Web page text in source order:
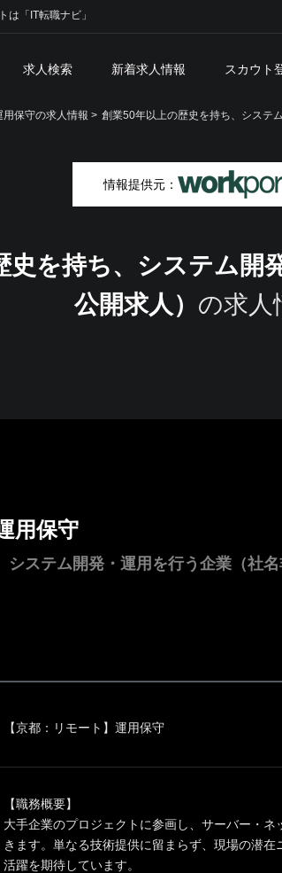
は「IT転職ナビ」
求人検索 新着求人情報 スカウト
保守の求人情報 > 創業50年以上の歴史を持ち、システ
情報提供元：
史を持ち、システム開
公開求人） の求人
用保守
ステム開発・運用を行う企業（社名
【京都：リモート】運用保守
【職務概要】
大手企業のプロジェクトに参画し、サーバー・
きます。単なる技術提供に留まらず、現場の潜
活躍を期待しています。